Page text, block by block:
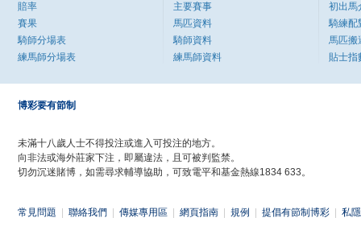
賠率
賽果
騎師分場表
練馬師分場表
主要賽事
馬匹資料
騎師資料
練馬師資料
初出馬
騎練配
馬匹搬
貼士指
博彩要有節制
未滿十八歲人士不得投注或進入可投注的地方。
向非法或海外莊家下注，即屬違法，且可被判監禁。
切勿沉迷賭博，如需尋求輔導協助，可致電平和基金熱線1834 633。
常見問題 聯絡我們 傳媒專用區 網頁指南 規例 提倡有節制博彩 私